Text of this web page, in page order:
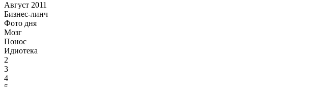
Август 2011
Бизнес-линч
Фото дня
Мозг
Понос
Идиотека
2
3
4